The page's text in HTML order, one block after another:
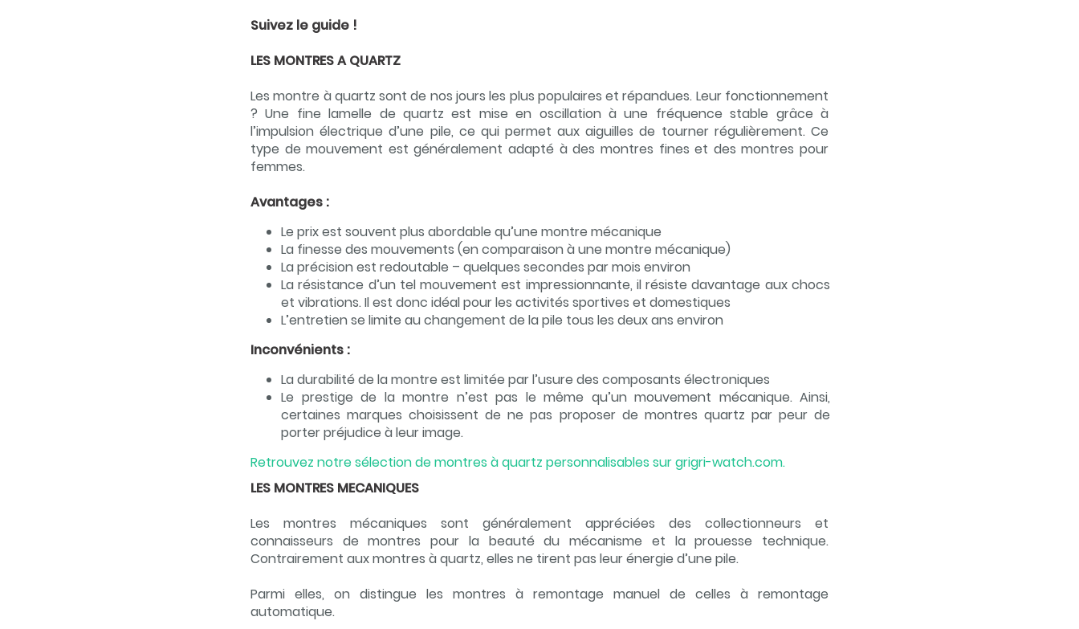
Suivez le guide !
LES MONTRES A QUARTZ
Les montre à quartz sont de nos jours les plus populaires et répandues. Leur fonctionnement
? Une fine lamelle de quartz est mise en oscillation à une fréquence stable grâce à
l’impulsion électrique d’une pile, ce qui permet aux aiguilles de tourner régulièrement. Ce
type de mouvement est généralement adapté à des montres fines et des montres pour
femmes.
Avantages :
Le prix est souvent plus abordable qu’une montre mécanique
La finesse des mouvements (en comparaison à une montre mécanique)
La précision est redoutable – quelques secondes par mois environ
La résistance d’un tel mouvement est impressionnante, il résiste davantage aux chocs
et vibrations. Il est donc idéal pour les activités sportives et domestiques
L’entretien se limite au changement de la pile tous les deux ans environ
Inconvénients :
La durabilité de la montre est limitée par l’usure des composants électroniques
Le prestige de la montre n’est pas le même qu’un mouvement mécanique. Ainsi,
certaines marques choisissent de ne pas proposer de montres quartz par peur de
porter préjudice à leur image.
Retrouvez notre sélection de montres à quartz personnalisables sur grigri-watch.com.
LES MONTRES MECANIQUES
Les montres mécaniques sont généralement appréciées des collectionneurs et
connaisseurs de montres pour la beauté du mécanisme et la prouesse technique.
Contrairement aux montres à quartz, elles ne tirent pas leur énergie d’une pile.
Parmi elles, on distingue les montres à remontage manuel de celles à remontage
automatique.